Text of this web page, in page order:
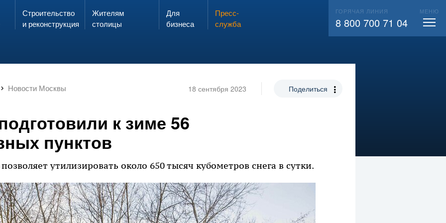
Запах газа?
ЗВОНИ 104 ВЫЗВАТЬ СЛЕСАРЯ
Строительство
и реконструкция
Жителям
столицы
Для
бизнеса
Пресс-
служба
ГОРЯЧАЯ ЛИНИЯ
8 800 700 71 04
МЕНЮ
Новости Москвы 18 сентября 2023 Поделиться
к зиме 56
пунктов
утилизировать около 650 тысяч кубометров снега в сутки.